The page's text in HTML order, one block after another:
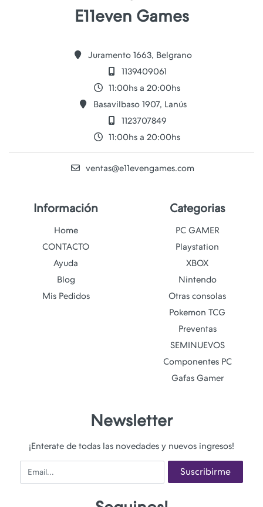
E11even Games
Juramento 1663, Belgrano
1139409061
11:00hs a 20:00hs
Basavilbaso 1907, Lanús
1123707849
11:00hs a 20:00hs
ventas@e11evengames.com
Información
Home
CONTACTO
Ayuda
Blog
Mis Pedidos
Categorias
PC GAMER
Playstation
XBOX
Nintendo
Otras consolas
Pokemon TCG
Preventas
SEMINUEVOS
Componentes PC
Gafas Gamer
Newsletter
¡Enterate de todas las novedades y nuevos ingresos!
Email Suscribirme